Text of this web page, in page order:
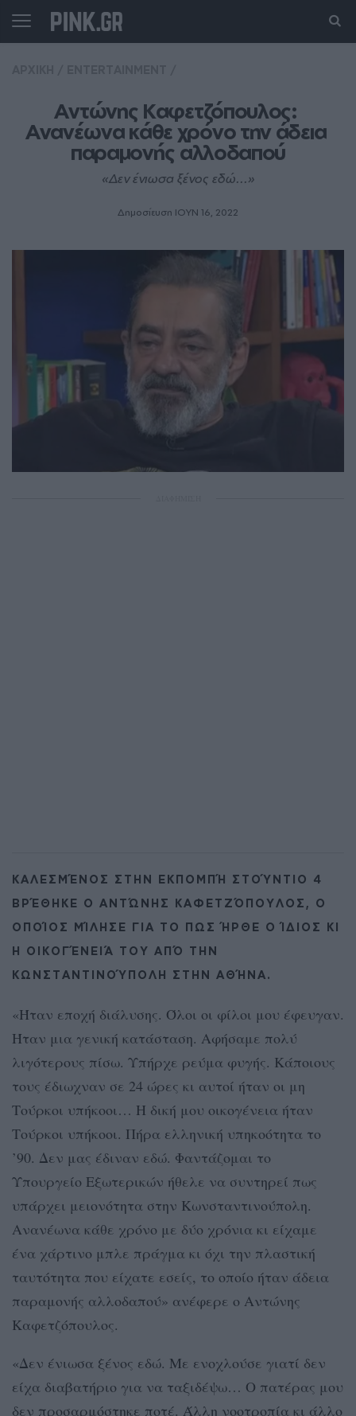
Αντώνης Καφετζόπουλος:
Ανανέωνα κάθε χρόνο την άδεια
παραμονής αλλοδαπού
«Δεν ένιωσα ξένος εδώ...»
Δημοσίευση ΙΟΥΝ 16, 2022
ΚΑΛΕΣΜΈΝΟΣ ΣΤΗΝ ΕΚΠΟΜΠΉ ΣΤΟΎΝΤΙΟ 4
ΒΡΈΘΗΚΕ Ο ΑΝΤΏΝΗΣ ΚΑΦΕΤΖΌΠΟΥΛΟΣ, Ο
ΟΠΟΊΟΣ ΜΊΛΗΣΕ ΓΙΑ ΤΟ ΠΩΣ ΉΡΘΕ Ο ΊΔΙΟΣ ΚΙ
Η ΟΙΚΟΓΈΝΕΙΆ ΤΟΥ ΑΠΌ ΤΗΝ
ΚΩΝΣΤΑΝΤΙΝΟΎΠΟΛΗ ΣΤΗΝ ΑΘΉΝΑ.
«Ήταν εποχή διάλυσης. Όλοι οι φίλοι μου έφευγαν.
Ήταν μια γενική κατάσταση. Αφήσαμε πολύ
λιγότερους πίσω. Υπήρχε ρεύμα φυγής. Κάποιους
τους έδιωχναν σε 24 ώρες κι αυτοί ήταν οι μη
Τούρκοι υπήκοοι… Η δική μου οικογένεια ήταν
Τούρκοι υπήκοοι. Πήρα ελληνική υπηκοότητα το
’90. Δεν μας έδιναν εδώ. Φαντάζομαι το
Υπουργείο Εξωτερικών ήθελε να συντηρεί πως
υπάρχει μειονότητα στην Κωνσταντινούπολη.
Ανανέωνα κάθε χρόνο με δύο χρόνια κι είχαμε
ένα χάρτινο μπλε πράγμα κι όχι την πλαστική
ταυτότητα που είχατε εσείς, το οποίο ήταν άδεια
παραμονής αλλοδαπού» ανέφερε ο Αντώνης
Καφετζόπουλος.
«Δεν ένιωσα ξένος εδώ. Με ενοχλούσε γιατί δεν
είχα διαβατήριο για να ταξιδέψω… Ο πατέρας μου
δεν προσαρμόστηκε ποτέ. Άλλη νοοτροπία κι άλλο